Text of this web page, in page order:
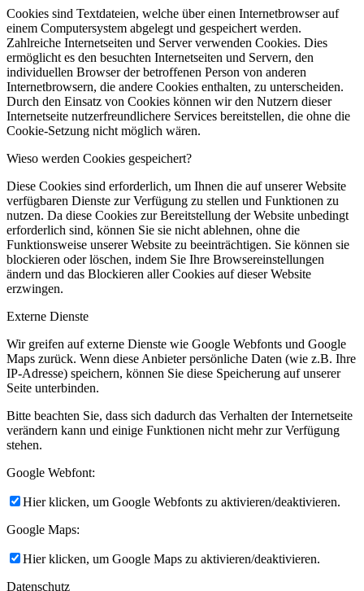
Cookies sind Textdateien, welche über einen Internetbrowser auf
einem Computersystem abgelegt und gespeichert werden.
Zahlreiche Internetseiten und Server verwenden Cookies. Dies
ermöglicht es den besuchten Internetseiten und Servern, den
individuellen Browser der betroffenen Person von anderen
Internetbrowsern, die andere Cookies enthalten, zu unterscheiden.
Durch den Einsatz von Cookies können wir den Nutzern dieser
Internetseite nutzerfreundlichere Services bereitstellen, die ohne die
Cookie-Setzung nicht möglich wären.
Wieso werden Cookies gespeichert?
Diese Cookies sind erforderlich, um Ihnen die auf unserer Website
verfügbaren Dienste zur Verfügung zu stellen und Funktionen zu
nutzen. Da diese Cookies zur Bereitstellung der Website unbedingt
erforderlich sind, können Sie sie nicht ablehnen, ohne die
Funktionsweise unserer Website zu beeinträchtigen. Sie können sie
blockieren oder löschen, indem Sie Ihre Browsereinstellungen
ändern und das Blockieren aller Cookies auf dieser Website
erzwingen.
Externe Dienste
Wir greifen auf externe Dienste wie Google Webfonts und Google
Maps zurück. Wenn diese Anbieter persönliche Daten (wie z.B. Ihre
IP-Adresse) speichern, können Sie diese Speicherung auf unserer
Seite unterbinden.
Bitte beachten Sie, dass sich dadurch das Verhalten der Internetseite
verändern kann und einige Funktionen nicht mehr zur Verfügung
stehen.
Google Webfont:
Hier klicken, um Google Webfonts zu aktivieren/deaktivieren.
Google Maps:
Hier klicken, um Google Maps zu aktivieren/deaktivieren.
Datenschutz